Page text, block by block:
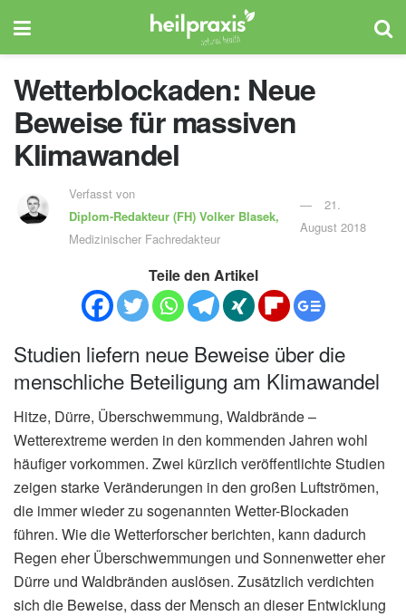
Wetterblockaden: Neue
Beweise für massiven
Klimawandel
Verfasst von
Diplom-Redakteur (FH)Volker Blasek,
Medizinischer Fachredakteur
21.
August 2018
Teile den Artikel
Studien liefern neue Beweise über die
menschliche Beteiligung am Klimawandel
Hitze, Dürre, Überschwemmung, Waldbrände –
Wetterextreme werden in den kommenden Jahren wohl
häufiger vorkommen. Zwei kürzlich veröffentlichte Studien
zeigen starke Veränderungen in den großen Luftströmen,
die immer wieder zu sogenannten Wetter-Blockaden
führen. Wie die Wetterforscher berichten, kann dadurch
Regen eher Überschwemmungen und Sonnenwetter eher
Dürre und Waldbränden auslösen. Zusätzlich verdichten
sich die Beweise, dass der Mensch an dieser Entwicklung